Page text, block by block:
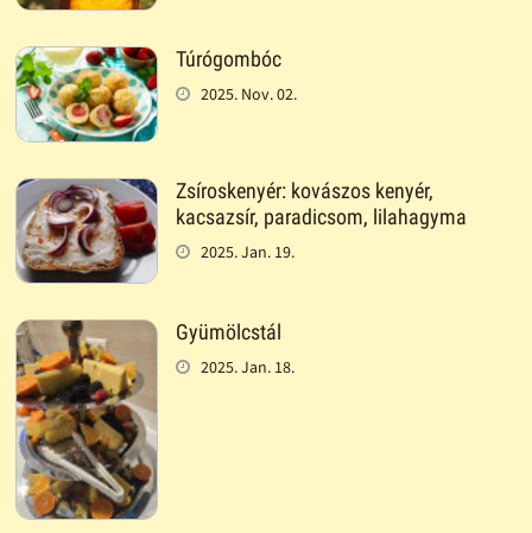
Túrógombóc
2025. Nov. 02.
Zsíroskenyér: kovászos kenyér,
kacsazsír, paradicsom, lilahagyma
2025. Jan. 19.
Gyümölcstál
2025. Jan. 18.